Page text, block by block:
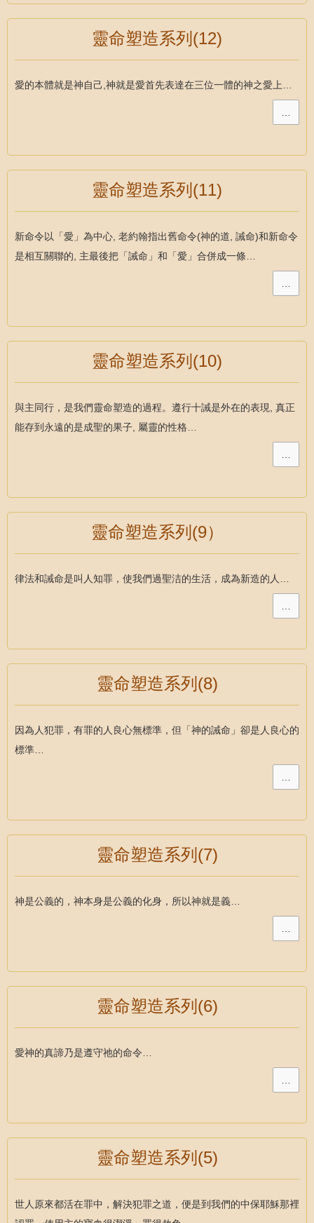
靈命塑造系列(12)
愛的本體就是神自己,神就是愛首先表達在三位一體的神之愛上…
…
靈命塑造系列(11)
新命令以「愛」為中心, 老約翰指出舊命令(神的道, 誡命)和新命令
是相互關聯的, 主最後把「誡命」和「愛」合併成一條…
…
靈命塑造系列(10)
與主同行，是我們靈命塑造的過程。遵行十誡是外在的表現, 真正
能存到永遠的是成聖的果子, 屬靈的性格…
…
靈命塑造系列(9）
律法和誡命是叫人知罪，使我們過聖洁的生活，成為新造的人…
…
靈命塑造系列(8)
因為人犯罪，有罪的人良心無標準，但「神的誡命」卻是人良心的
標準…
…
靈命塑造系列(7)
神是公義的，神本身是公義的化身，所以神就是義…
…
靈命塑造系列(6)
愛神的真諦乃是遵守祂的命令…
…
靈命塑造系列(5)
世人原來都活在罪中，解決犯罪之道，便是到我們的中保耶穌那裡